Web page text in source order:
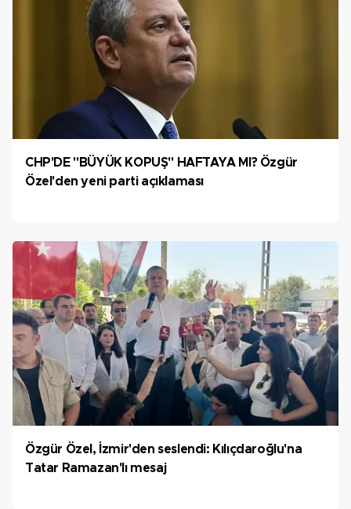
CHP'DE "BÜYÜK KOPUŞ" HAFTAYA MI? Özgür
Özel'den yeni parti açıklaması
Özgür Özel, İzmir'den seslendi: Kılıçdaroğlu'na
Tatar Ramazan'lı mesaj